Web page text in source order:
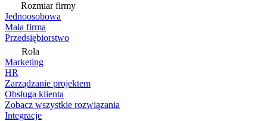
Rozmiar firmy
Jednoosobowa
Mała firma
Przedsiębiorstwo
Rola
Marketing
HR
Zarządzanie projektem
Obsługa klienta
Zobacz wszystkie rozwiązania
Integracje